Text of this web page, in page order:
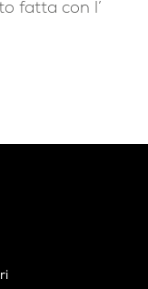
fatta con l’